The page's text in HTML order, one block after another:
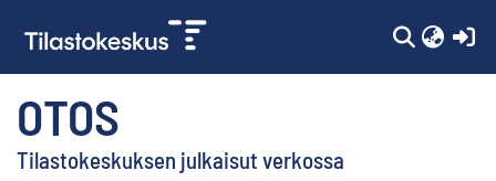
OTOS
Tilastokeskuksen julkaisut verkossa